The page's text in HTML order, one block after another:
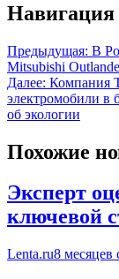
Навигация
Предыдущая: В
Mitsubishi
Далее: Компания
электромобили в
об экологии
Похожие
Эксперт
ключевой
Lenta.ru8 месяцев